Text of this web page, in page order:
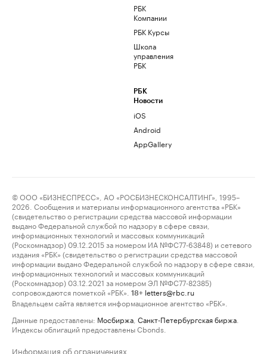
РБК
Компании
РБК Курсы
Школа
управления
РБК
РБК
Новости
iOS
Android
AppGallery
© ООО «БИЗНЕСПРЕСС», АО «РОСБИЗНЕСКОНСАЛТИНГ», 1995–
2026. Сообщения и материалы информационного агентства «РБК»
(свидетельство о регистрации средства массовой информации
выдано Федеральной службой по надзору в сфере связи,
информационных технологий и массовых коммуникаций
(Роскомнадзор) 09.12.2015 за номером ИА №ФС77-63848) и сетевого
издания «РБК» (свидетельство о регистрации средства массовой
информации выдано Федеральной службой по надзору в сфере связи,
информационных технологий и массовых коммуникаций
(Роскомнадзор) 03.12.2021 за номером ЭЛ №ФС77-82385)
сопровождаются пометкой «РБК».
18+ letters@rbc.ru
Владельцем сайта является информационное агентство «РБК».
Данные предоставлены: Мосбиржа Санкт-Петербургская биржа
Индексы облигаций предоставлены Cbonds.
Информация об ограничениях